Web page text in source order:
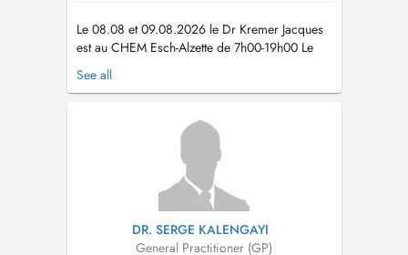
Le 08.08 et 09.08.2026 le Dr Kremer Jacques
est au CHEM Esch-Alzette de 7h00-19h00 Le
cabinet médical est fermé du 07.08 au
06.09.2026 . Le cabinet médical est ouvert le
rendez-vous. A partir du 14.09.2026 le cabinet
médical ouvre normalement. Pendan...
See all
DR. SERGE KALENGAYI
General Practitioner (GP)